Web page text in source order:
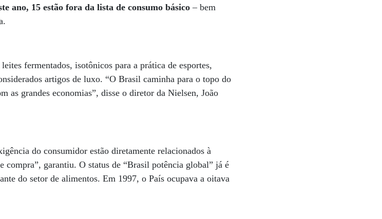
ano, 15 estão fora da lista de consumo básico– bem
fermentados, isotônicos para a prática de esportes,
artigos de luxo. “O Brasil caminha para o topo do
as grandes economias”, disse o diretor da Nielsen, João
do consumidor estão diretamente relacionados à
compra”, garantiu. O status de “Brasil potência global” já é
do setor de alimentos. Em 1997, o País ocupava a oitava